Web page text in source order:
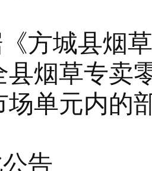
方城县烟
县烟草专卖
场单元内的
告